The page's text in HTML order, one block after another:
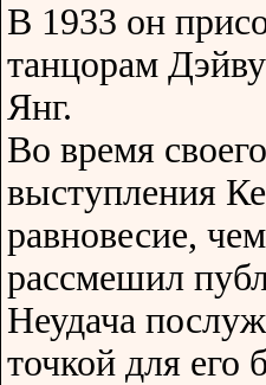
В 1933 он
танцорам
Янг.
Во время
выступления
равновесие,
рассмешил
Неудача
точкой для его